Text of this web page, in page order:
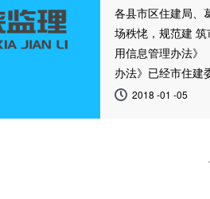
各县市区住建局、
场秩恅，规范建
用信息管理办法》
办法》已经市住建
2018 -01 -05